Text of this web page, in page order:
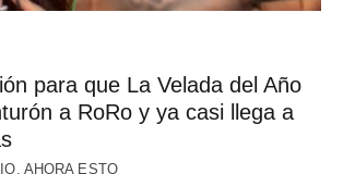
para que La Velada del Año
a RoRo y ya casi llega a
AHORA ESTO